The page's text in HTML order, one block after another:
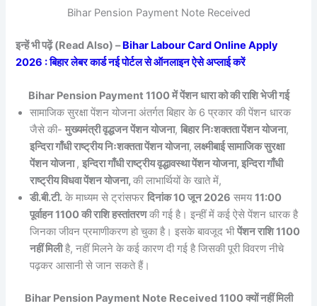
Bihar Pension Payment Note Received
इन्हें भी पढ़ें (Read Also) –Bihar Labour Card Online Apply
2026 : बिहार लेबर कार्ड नई पोर्टल से ऑनलाइन ऐसे अप्लाई करें
Bihar Pension Payment 1100 में पेंशन धारा को की राशि भेजी गई
सामाजिक सुरक्षा पेंशन योजना अंतर्गत बिहार के 6 प्रकार की पेंशन धारक
जैसे की-मुख्यमंत्री वृद्धजन पेंशन योजना,बिहार निःशक्तता पेंशन योजना,
इन्दिरा गाँधी राष्ट्रीय निःशक्तता पेंशन योजना, लक्ष्मीबाई सामाजिक सुरक्षा
पेंशन योजना,इन्दिरा गाँधी राष्ट्रीय वृद्धावस्था पेंशन योजना, इन्दिरा गाँधी
राष्ट्रीय विधवा पेंशन योजना,की लाभार्थियों के खाते में,
डी.बी.टी. के माध्यम से ट्रांसफरदिनांक 10 जून 2026 समय11:00
पूर्वाहन 1100 की राशि हस्तांतरणकी गई है। इन्हीं में कई ऐसे पेंशन धारक है
जिनका जीवन प्रमाणीकरण हो चुका है। इसके बावजूद भीपेंशन राशि 1100
नहीं मिलीहै, नहीं मिलने के कई कारण दी गई है जिसकी पूरी विवरण नीचे
पढ़कर आसानी से जान सकते हैं।
Bihar Pension Payment Note Received 1100 क्यों नहीं मिली